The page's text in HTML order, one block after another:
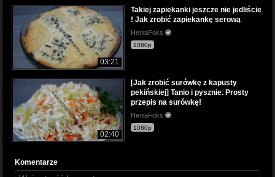
03:21
Takiej zapiekanki jeszcze nie jedliście
! Jak zrobić zapiekankę serową
HeniaFoks
1080p
02:40
[Jak zrobić surówkę z kapusty
pekińskiej] Tanio i pysznie. Prosty
przepis na surówkę!
HeniaFoks
1080p
Komentarze